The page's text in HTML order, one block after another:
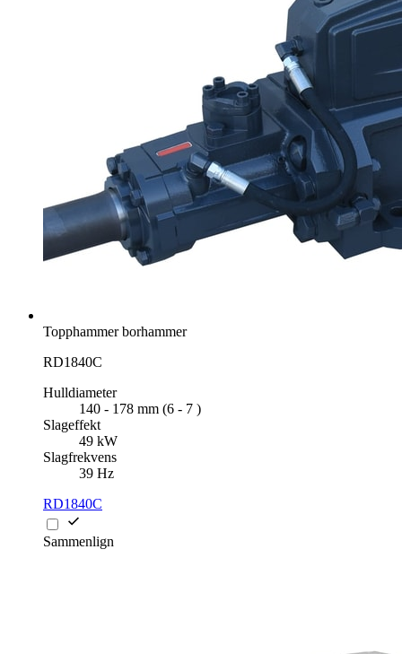
Topphammer borhammer
RD1840C
Hulldiameter
140 - 178 mm (6 - 7 )
Slageffekt
49 kW
Slagfrekvens
39 Hz
RD1840C
Sammenlign